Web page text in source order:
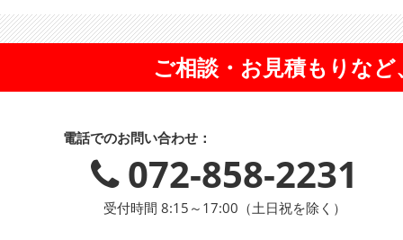
ご相談・お見積もりな
電話でのお問い合わせ：
072-858-2231
受付時間 8:15～17:00（土日祝を除く）